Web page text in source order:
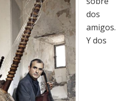
dos
amigos.
Y dos